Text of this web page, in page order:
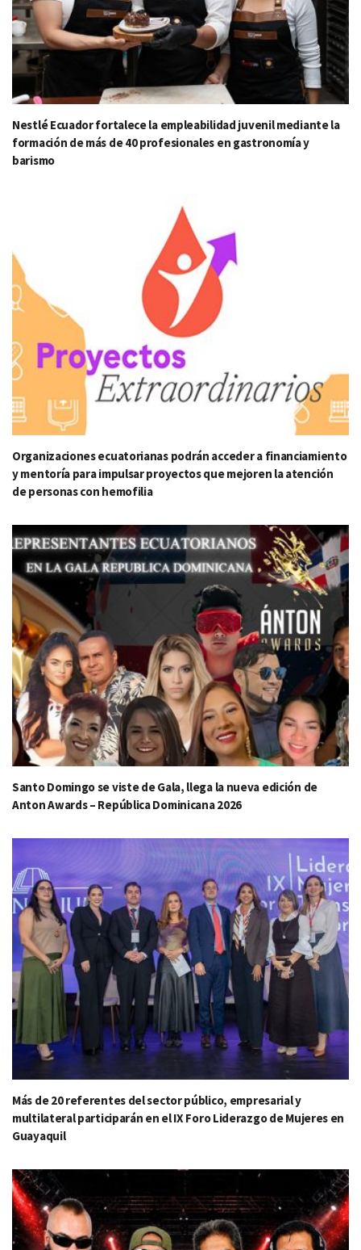
Nestlé Ecuador fortalece la empleabilidad juvenil mediante la
formación de más de 40 profesionales en gastronomía y
barismo
Organizaciones ecuatorianas podrán acceder a financiamiento
y mentoría para impulsar proyectos que mejoren la atención
de personas con hemofilia
Santo Domingo se viste de Gala, llega la nueva edición de
Anton Awards – República Dominicana 2026
Más de 20 referentes del sector público, empresarial y
multilateral participarán en el IX Foro Liderazgo de Mujeres en
Guayaquil